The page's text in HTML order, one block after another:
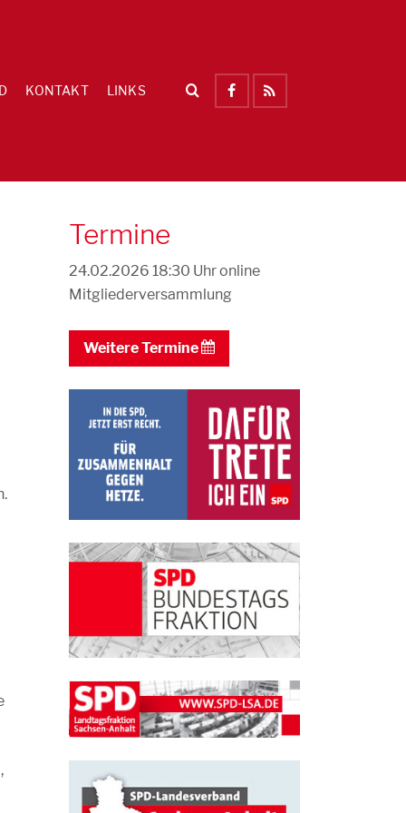
KONTAKT LINKS
Termine
24.02.2026 18:30 Uhronline
Mitgliederversammlung
Weitere Termine